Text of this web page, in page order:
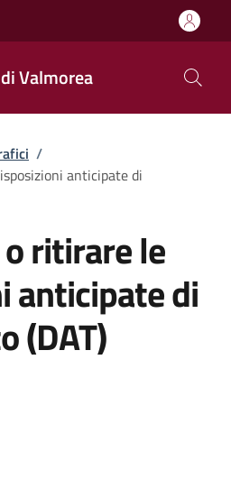
Valmorea
/
anticipate di
ritirare le
anticipate di
(DAT)